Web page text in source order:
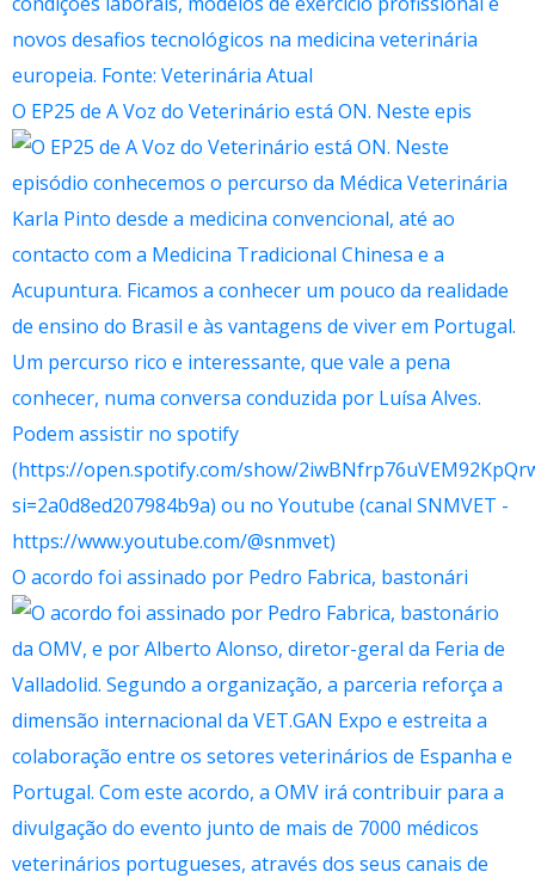
O EP25 de A Voz do Veterinário está ON. Neste epis
O acordo foi assinado por Pedro Fabrica, bastonári